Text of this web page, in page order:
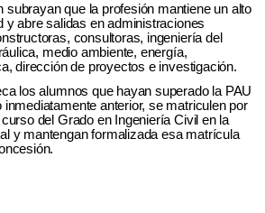
subrayan que la profesión mantiene un alto
y abre salidas en administraciones
consultoras, ingeniería del
medio ambiente, energía,
dirección de proyectos e investigación.
los alumnos que hayan superado la PAU
anterior, se matriculen por
del Grado en Ingeniería Civil en la
y mantengan formalizada esa matrícula